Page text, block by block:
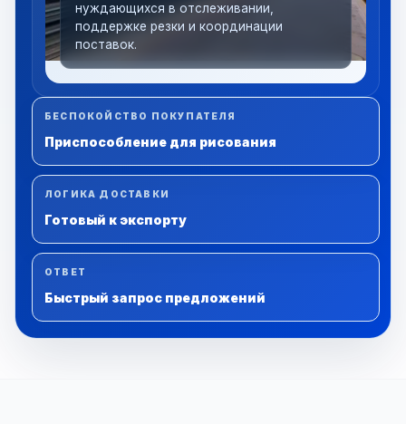
нуждающихся в отслеживании,
поддержке резки и координации
поставок.
БЕСПОКОЙСТВО ПОКУПАТЕЛЯ
Приспособление для рисования
ЛОГИКА ДОСТАВКИ
Готовый к экспорту
ОТВЕТ
Быстрый запрос предложений